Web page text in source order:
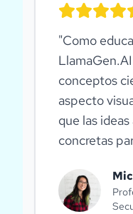
"Como
conceptos
aspecto
que las
concretas